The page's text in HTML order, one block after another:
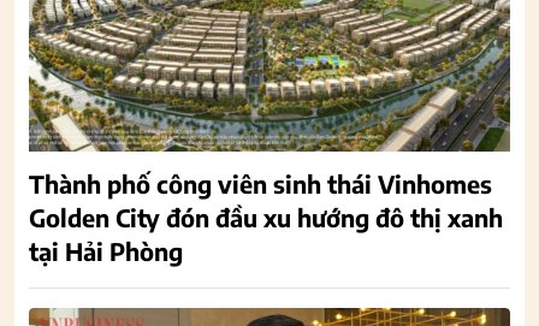
Thành phố công viên sinh thái Vinhomes
Golden City đón đầu xu hướng đô thị xanh
tại Hải Phòng